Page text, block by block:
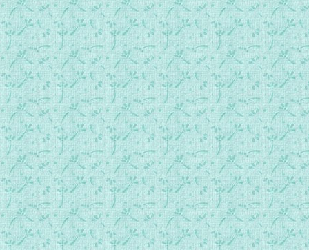
077.扫罗打败亚扪人.mp3
078.约拿单的胜利.mp3
079.扫罗被废掉.mp3
080.大卫受膏为王.mp3
081.大卫和歌利亚.mp3
082.大卫娶米甲为妻.mp3
083.米甲帮助大卫逃亡.mp3
084.约拿单向大卫提警告.mp3
085.大卫在逃亡中.mp3
086.扫罗寻找大卫.mp3